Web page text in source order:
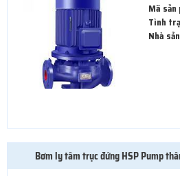
Mã sản
Tình
Nhà
Bơm ly tâm trục đứng HSP Pump